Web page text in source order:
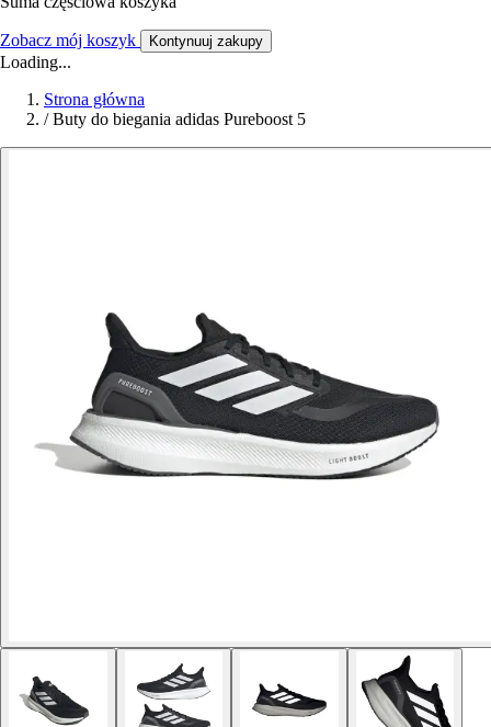
Zobacz mój koszyk Kontynuuj zakupy
Loading...
Strona główna
/ Buty do biegania adidas Pureboost 5